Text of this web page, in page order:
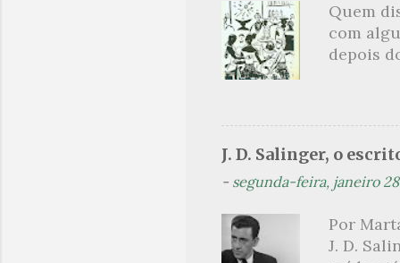
Orides
avessos
Quem
com
depois
o texto
para
J. D. Salinger, o
- segunda-feira, janeiro
Por
J. D.